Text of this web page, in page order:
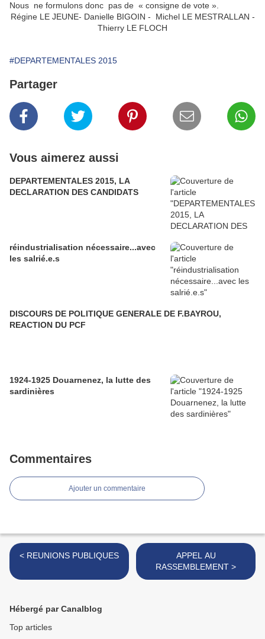
Nous ne formulons donc pas de « consigne de vote ».
Régine LE JEUNE- Danielle BIGOIN - Michel LE MESTRALLAN -
Thierry LE FLOCH
#DEPARTEMENTALES 2015
Partager
Vous aimerez aussi
DEPARTEMENTALES 2015, LA
DECLARATION DES CANDIDATS
réindustrialisation nécessaire...avec
les salrié.e.s
DISCOURS DE POLITIQUE GENERALE DE F.BAYROU,
REACTION DU PCF
1924-1925 Douarnenez, la lutte des
sardinières
Commentaires
Ajouter un commentaire
< REUNIONS PUBLIQUES
APPEL AU
RASSEMBLEMENT >
Hébergé par Canalblog
Top articles